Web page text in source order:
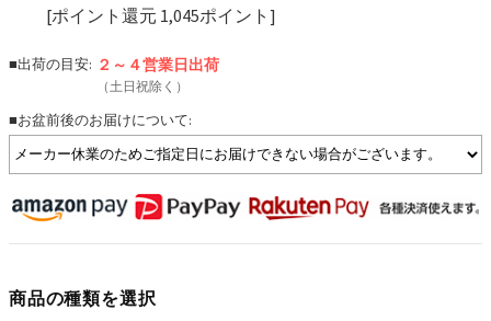
[ポイント還元 1,045ポイント]
■出荷の目安: ２～４営業日出荷
（土日祝除く）
■お盆前後のお届けについて:
商品の種類を選択